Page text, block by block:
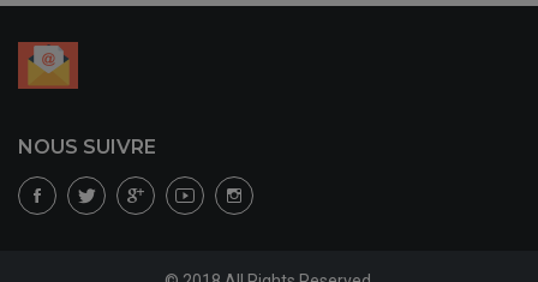
NOUS SUIVRE